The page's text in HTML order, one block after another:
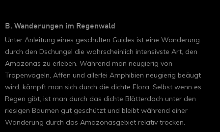
B. Wanderungen im Regenwald
Unter Anleitung eines geschulten Guides ist eine Wanderung
durch den Dschungel die wahrscheinlich intensivste Art, den
Amazonas zu erleben. Während man neugierig von
Tropenvögeln, Affen und allerlei Amphibien neugierig beäugt
wird, kämpft man sich durch die dichte Flora. Selbst wenn es
Regen gibt, ist man durch das dichte Blätterdach unter den
riesigen Bäumen gut geschützt und bleibt während einer
Wanderung durch das Amazonasgebiet relativ trocken.